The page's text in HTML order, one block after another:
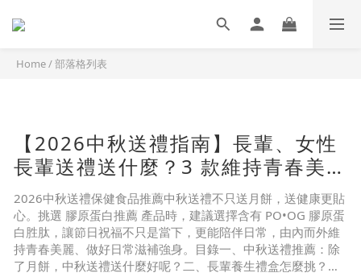
Home/部落格列表
【2026中秋送禮指南】長輩、女性
長輩送禮送什麼？3 款維持青春美麗
的養生禮盒推薦
2026中秋送禮保健食品推薦中秋送禮不只送月餅，送健康更貼
心。挑選 膠原蛋白推薦 產品時，建議選擇含有 PO•OG 膠原蛋
白胜肽，讓節日祝福不只是當下，更能陪伴日常，由內而外維
持青春美麗、做好日常滋補強身。目錄一、中秋送禮推薦：除
了月餅，中秋送禮送什麼好呢？二、長輩養生禮盒怎麼挑？掌